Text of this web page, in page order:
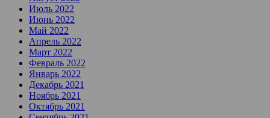
Июль 2022
Июнь 2022
Май 2022
Апрель 2022
Март 2022
Февраль 2022
Январь 2022
Декабрь 2021
Ноябрь 2021
Октябрь 2021